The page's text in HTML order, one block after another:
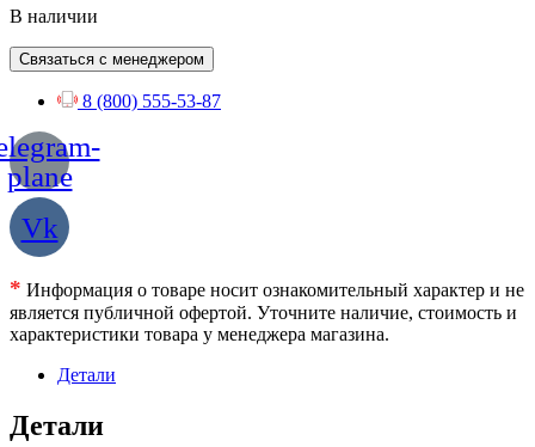
В наличии
Связаться с менеджером
8 (800) 555-53-87
plane
Vk
* Информация о товаре носит ознакомительный характер и не
является публичной офертой. Уточните наличие, стоимость и
характеристики товара у менеджера магазина.
Детали
Детали